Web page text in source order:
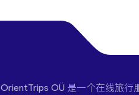
OrientTrips OÜ 是一个在线旅行